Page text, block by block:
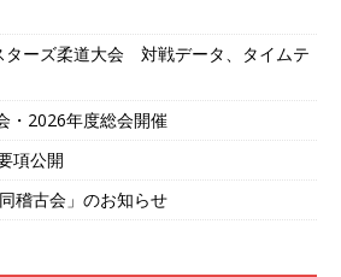
ターズ柔道大会 対戦データ、タイムテ
・2026年度総会開催
項公開
稽古会」のお知らせ